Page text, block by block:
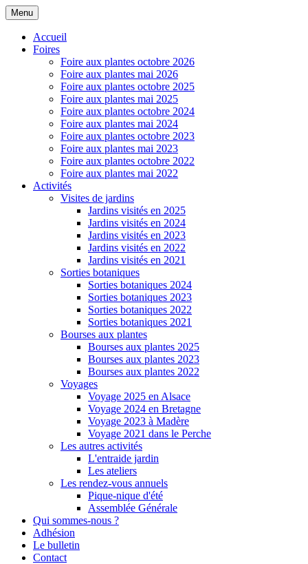
Menu
Accueil
Foires
Foire aux plantes octobre 2026
Foire aux plantes mai 2026
Foire aux plantes octobre 2025
Foire aux plantes mai 2025
Foire aux plantes octobre 2024
Foire aux plantes mai 2024
Foire aux plantes octobre 2023
Foire aux plantes mai 2023
Foire aux plantes octobre 2022
Foire aux plantes mai 2022
Activités
Visites de jardins
Jardins visités en 2025
Jardins visités en 2024
Jardins visités en 2023
Jardins visités en 2022
Jardins visités en 2021
Sorties botaniques
Sorties botaniques 2024
Sorties botaniques 2023
Sorties botaniques 2022
Sorties botaniques 2021
Bourses aux plantes
Bourses aux plantes 2025
Bourses aux plantes 2023
Bourses aux plantes 2022
Voyages
Voyage 2025 en Alsace
Voyage 2024 en Bretagne
Voyage 2023 à Madère
Voyage 2021 dans le Perche
Les autres activités
L'entraide jardin
Les ateliers
Les rendez-vous annuels
Pique-nique d'été
Assemblée Générale
Qui sommes-nous ?
Adhésion
Le bulletin
Contact